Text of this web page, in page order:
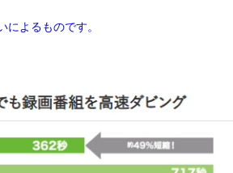
よるものです。